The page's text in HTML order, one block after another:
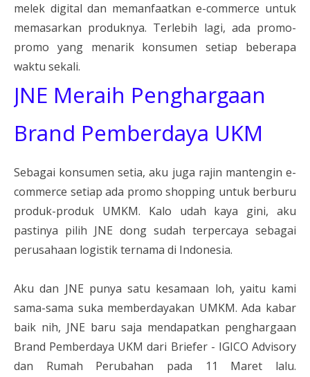
melek digital dan memanfaatkan e-commerce untuk
memasarkan produknya. Terlebih lagi, ada promo-
promo yang menarik konsumen setiap beberapa
waktu sekali.
JNE Meraih Penghargaan
Brand Pemberdaya UKM
Sebagai konsumen setia, aku juga rajin mantengin e-
commerce setiap ada promo shopping untuk berburu
produk-produk UMKM. Kalo udah kaya gini, aku
pastinya pilih JNE dong sudah terpercaya sebagai
perusahaan logistik ternama di Indonesia.
Aku dan JNE punya satu kesamaan loh, yaitu kami
sama-sama suka memberdayakan UMKM. Ada kabar
baik nih, JNE baru saja mendapatkan penghargaan
Brand Pemberdaya UKM dari Briefer - IGICO Advisory
dan Rumah Perubahan pada 11 Maret lalu.